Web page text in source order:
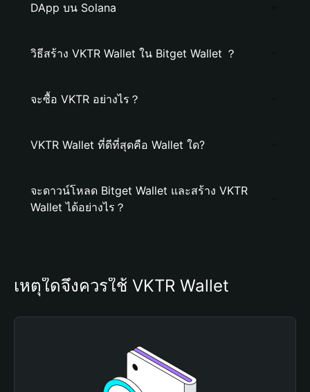
DApp บน Solana
วิธีสร้าง VKTR Wallet ใน Bitget Wallet ？
จะซื้อ VKTR อย่างไร？
VKTR Wallet ที่ดีที่สุดคือ Wallet ใด?
จะดาวน์โหลด Bitget Wallet และสร้าง VKTR
Wallet ได้อย่างไร？
เหตุใดจึงควรใช้ VKTR Wallet